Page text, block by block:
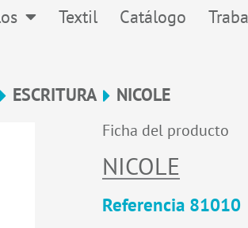
Textil Catálogo
ESCRITURA NICOLE
Ficha del producto
NICOLE
Referencia 81010